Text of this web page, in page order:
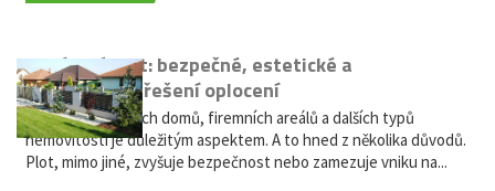
Hliníkový plot: bezpečné, estetické a
bezúdržbové řešení oplocení
Oplocení rodinných domů, firemních areálů a dalších typů
nemovitostí je důležitým aspektem. A to hned z několika důvodů.
Plot, mimo jiné, zvyšuje bezpečnost nebo zamezuje vniku na...